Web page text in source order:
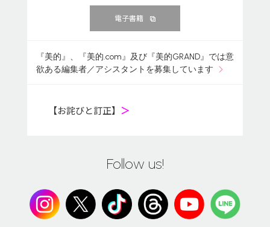
電子書籍
『美的』、『美的.com』及び『美的GRAND』では意
欲ある編集者／アシスタントを募集しています
【お詫びと訂正】 ＞
Follow us!